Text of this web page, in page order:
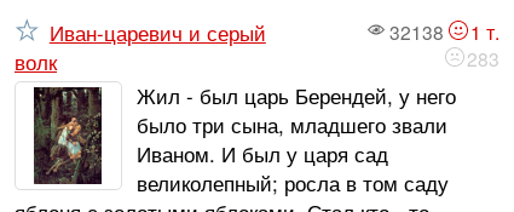
32138
1 т.
283
Иван-царевич и серый
волк
Жил - был царь Берендей, у него
было три сына, младшего звали
Иваном. И был у царя сад
великолепный; росла в том саду